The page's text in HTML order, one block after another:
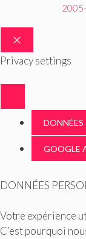
FERMER
Privacy settings
DONNÉES
GOOGLE
DONNÉES
Votre expérience
C’est pourquoi